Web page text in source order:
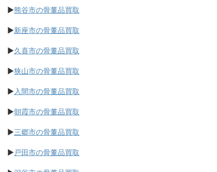
▶熊谷市の骨董品買取
▶新座市の骨董品買取
▶久喜市の骨董品買取
▶狭山市の骨董品買取
▶入間市の骨董品買取
▶朝霞市の骨董品買取
▶三郷市の骨董品買取
▶戸田市の骨董品買取